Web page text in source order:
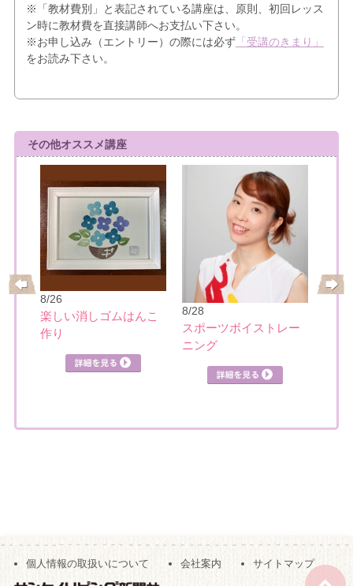
※「教材費別」と表記されている講座は、原則、初回レッス
ン時に教材費を直接講師へお支払い下さい。
※お申し込み（エントリー）の際には必ず「受講のきまり」
をお読み下さい。
その他オススメ講座
8/26
楽しい消しゴムはんこ
作り
8/28
スポーツボイストレー
ニング
個人情報の取扱いについて 会社案内 サイトマップ